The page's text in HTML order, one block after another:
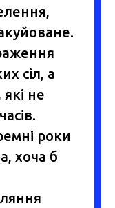
сіл, а
не
роки
хоча б